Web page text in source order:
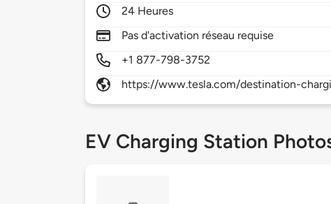
24 Heures
Pas d'activation réseau requise
+1 877-798-3752
https://www.tesla.com/destination-
EV Charging Station